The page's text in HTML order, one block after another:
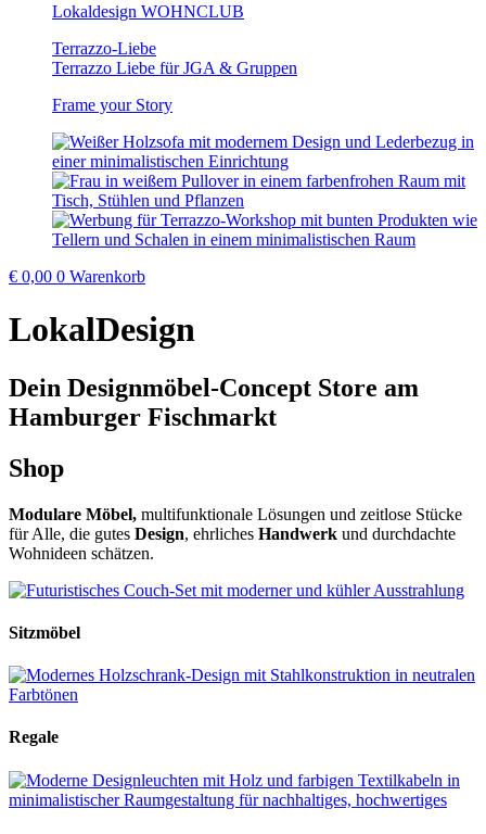
Lokaldesign WOHNCLUB
Terrazzo-Liebe
Terrazzo Liebe für JGA & Gruppen
Frame your Story
€ 0,00 0 Warenkorb
LokalDesign
Dein Designmöbel-Concept Store am
Hamburger Fischmarkt
Shop
Modulare Möbel, multifunktionale Lösungen und zeitlose Stücke
für Alle, die gutes Design, ehrliches Handwerk und durchdachte
Wohnideen schätzen.
Sitzmöbel
Regale